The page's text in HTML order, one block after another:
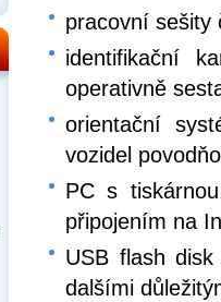
pracovní sešity
identifikační
operativně
orientační
vozidel
PC s
připojením na
USB flash
dalšími